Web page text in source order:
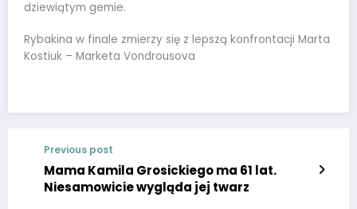
dziewiątym gemie.
Rybakina w finale zmierzy się z lepszą konfrontacji Marta
Kostiuk – Marketa Vondrousova
Previous post
Mama Kamila Grosickiego ma 61 lat.
Niesamowicie wygląda jej twarz